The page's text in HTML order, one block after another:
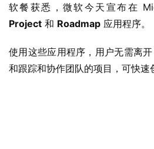
Project 和 Roadmap 应用程序。
使用这些应用程序，用户无需离
和跟踪和协作团队的项目，可快速